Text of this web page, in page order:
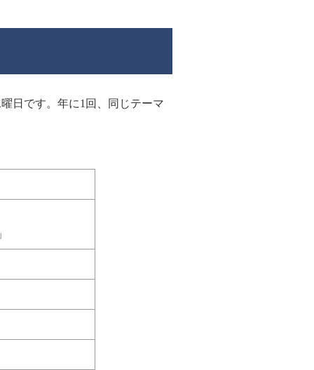
日です。年に1回、同じテーマ